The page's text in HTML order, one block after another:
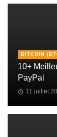
BITCOIN
10+
PayPal
11 juillet